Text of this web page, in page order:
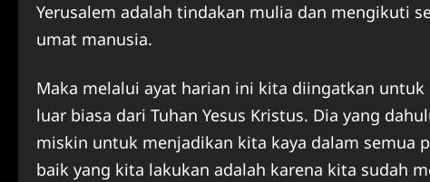
Yerusalem adalah tindakan mulia dan mengikuti
umat manusia.
Maka melalui ayat harian ini kita diingatkan
luar biasa dari Tuhan Yesus Kristus. Dia yang
miskin untuk menjadikan kita kaya dalam semua
baik yang kita lakukan adalah karena kita sudah